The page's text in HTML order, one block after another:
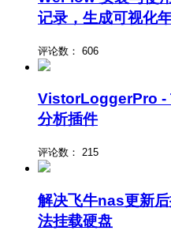
记录，生成可视化
评论数： 606
VistorLoggerPro -
分析插件
评论数： 215
解决飞牛nas更新
法挂载硬盘